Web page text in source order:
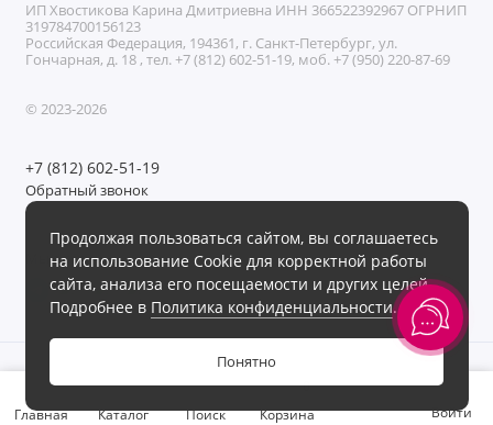
Главная Каталог Поиск Корзина
0
Войти
Продолжая пользоваться сайтом, вы соглашаетесь
на использование Cookie для корректной работы
сайта, анализа его посещаемости и других целей.
Подробнее в Политика конфиденциальности.
Понятно
ИП Хвостикова Карина Дмитриевна ИНН 366522392967 ОГРНИП
319784700156123
Российская Федерация, 194361, г. Санкт-Петербург, ул.
Гончарная, д. 18 , тел. +7 (812) 602-51-19, моб. +7 (950) 220-87-69
© 2023-2026
+7 (812) 602-51-19
Обратный звонок
Мы в сети